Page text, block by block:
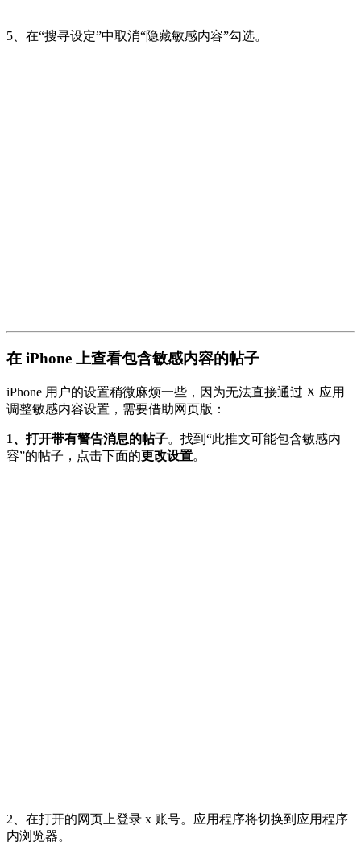
5、在“搜寻设定”中取消“隐藏敏感内容”勾选。
在 iPhone 上查看包含敏感内容的帖子
iPhone 用户的设置稍微麻烦一些，因为无法直接通过 X 应用
调整敏感内容设置，需要借助网页版：
1、打开带有警告消息的帖子。找到“此推文可能包含敏感内
容”的帖子，点击下面的更改设置。
2、在打开的网页上登录 x 账号。应用程序将切换到应用程序
内浏览器。